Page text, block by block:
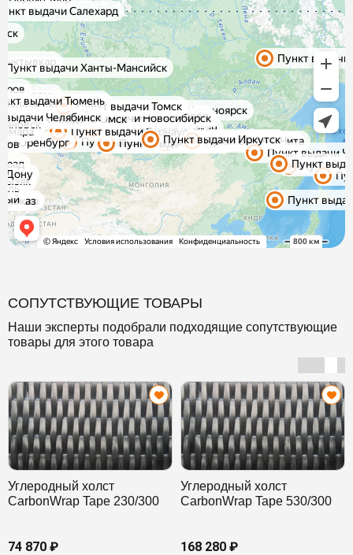
СОПУТСТВУЮЩИЕ ТОВАРЫ
Наши эксперты подобрали подходящие сопутствующие
товары для этого товара
Углеродный холст
CarbonWrap Tape 230/300
74 870 ₽
Углеродный холст
CarbonWrap Tape 530/300
168 280 ₽